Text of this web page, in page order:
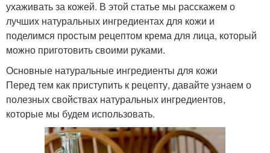
ухаживать за кожей. В этой статье мы расскажем о
лучших натуральных ингредиентах для кожи и
поделимся простым рецептом крема для лица, который
можно приготовить своими руками.
Основные натуральные ингредиенты для кожи
Перед тем как приступить к рецепту, давайте узнаем о
полезных свойствах натуральных ингредиентов,
которые мы будем использовать.